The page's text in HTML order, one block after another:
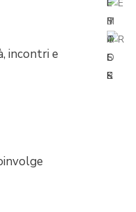
incontri e